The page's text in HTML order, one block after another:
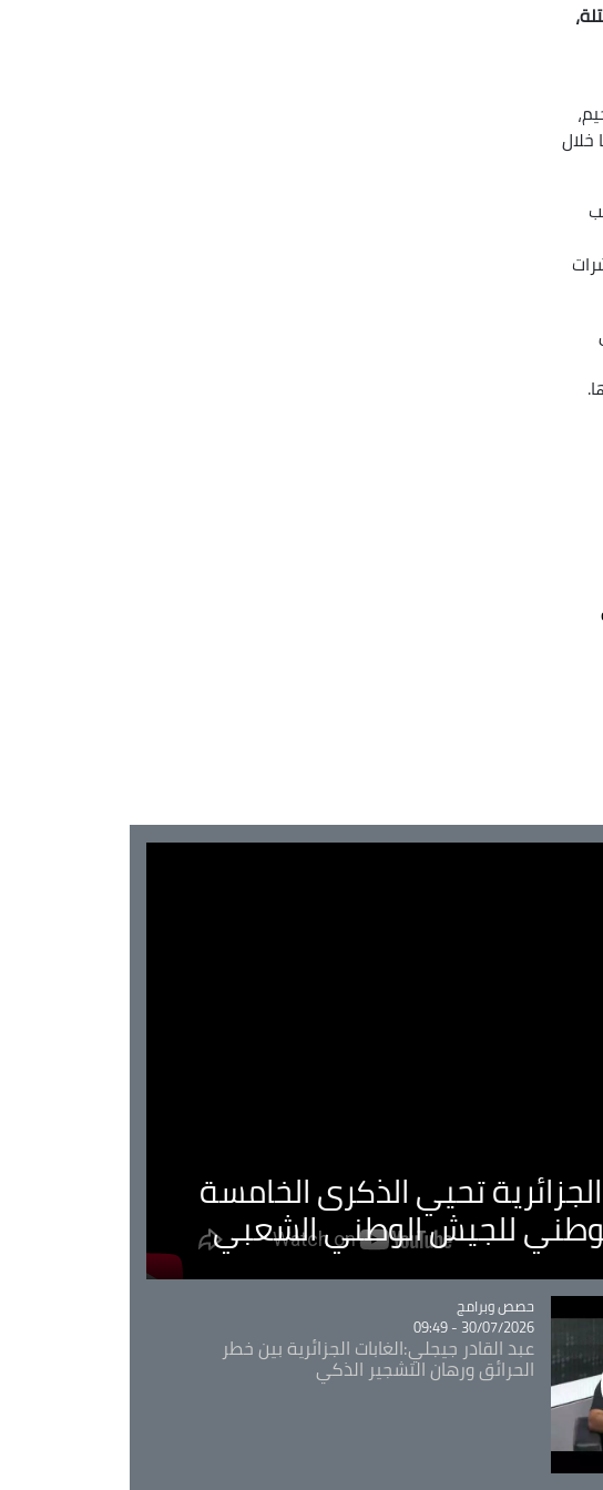
خلال
الجزائرية تحيي الذكرى الخامسة
للجيش الوطني الشعبي
Catégorie
حصص وبرامج
30/07/2026 - 09:49
عبد القادر جيجلي:الغابات الجزائرية بين خطر
الحرائق ورهان التشجير الذكي